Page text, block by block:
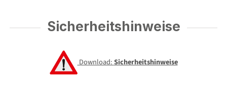
Sicherheitshinweise
Download:Sicherheitshinweise